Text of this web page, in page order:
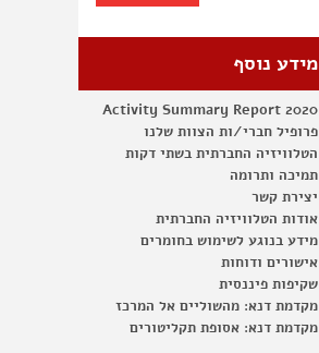
מידע נוסף
Activity Summary Report 2020
פרופיל חברי/ות הצוות שלנו
הטלוויזיה החברתית בשתי דקות
תמיכה ותרומה
יצירת קשר
אודות הטלוויזיה החברתית
מידע בנוגע לשימוש בחומרים
אישורים ודוחות
שקיפות פיננסית
מקדמת דנא: מהשוליים אל המרכז
מקדמת דנא: אסופת תקליטורים